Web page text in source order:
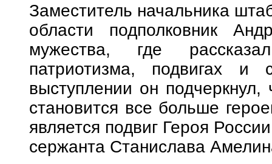
Заместитель начальника
области подполковник
мужества, где
патриотизма, подвигах
выступлении он
становится все больше
является подвиг Героя
сержанта Станислава